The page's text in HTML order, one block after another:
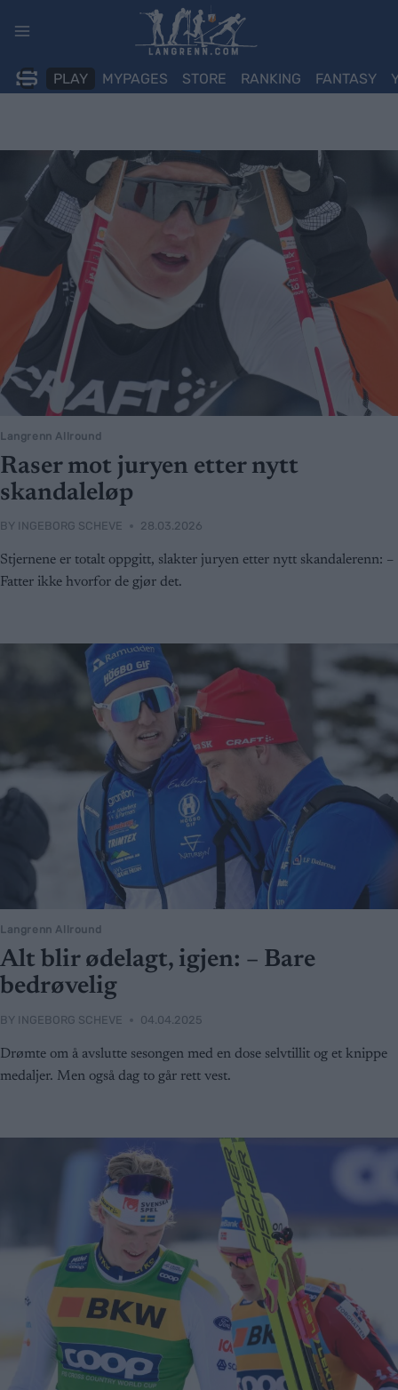
PLAY MYPAGES STORE RANKING FANTASY
Langrenn Allround
Raser mot juryen etter nytt
skandaleløp
BY INGEBORG SCHEVE 28.03.2026
Stjernene er totalt oppgitt, slakter juryen etter nytt skandalerenn: –
Fatter ikke hvorfor de gjør det.
Langrenn Allround
Alt blir ødelagt, igjen: – Bare
bedrøvelig
BY INGEBORG SCHEVE 04.04.2025
Drømte om å avslutte sesongen med en dose selvtillit og et knippe
medaljer. Men også dag to går rett vest.